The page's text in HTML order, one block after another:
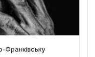
Франківську